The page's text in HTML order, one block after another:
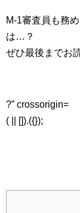
M-1審査員も務
は…？
ぜひ最後までお
?” crossorigin=
( || []).({});